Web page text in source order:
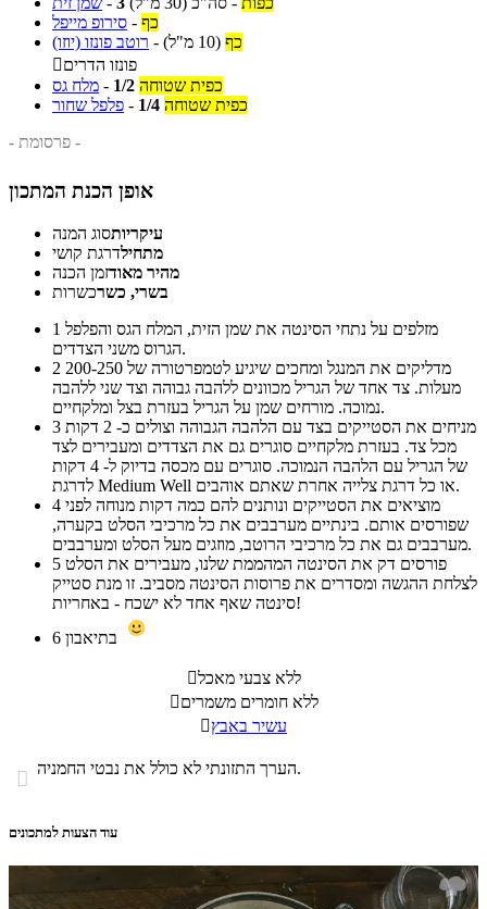
סירופ מייפל - כף
רוטב פונזו (יוזו) - כף (10 מ"ל)
פונזו הדרים
מלח גס - 1/2 כפית שטוחה
פלפל שחור - 1/4 כפית שטוחה
- פרסומת -
אופן הכנת המתכון
עיקריותסוג המנה
מתחילדרגת קושי
מהיר מאודזמן הכנה
בשרי, כשרכשרות
1
הגרוס משני הצדדים.
2
מעלות. צד אחד של הגריל מכוונים ללהבה גבוהה וצד שני ללהבה
נמוכה. מורחים שמן על הגריל בעזרת בצל ומלקחיים.
3
מכל צד. בעזרת מלקחיים סוגרים גם את הצדדים ומעבירים לצד
של הגריל עם הלהבה הנמוכה. סוגרים עם מכסה בדיוק ל- 4 דקות
לדרגת Medium Well או כל דרגת צלייה אחרת שאתם אוהבים.
4
שפורסים אותם. בינתיים מערבבים את כל מרכיבי הסלט בקערה,
מערבבים גם את כל מרכיבי הרוטב, מוזגים מעל הסלט ומערבבים.
5
לצלחת ההגשה ומסדרים את פרוסות הסינטה מסביב. זו מנת סטייק
סינטה שאף אחד לא ישכח - באחריות!
6
ללא צבעי מאכל
ללא חומרים משמרים
עשיר באבץ
 הערך התזונתי לא כולל את נבטי החמניה.
עוד הצעות למתכונים